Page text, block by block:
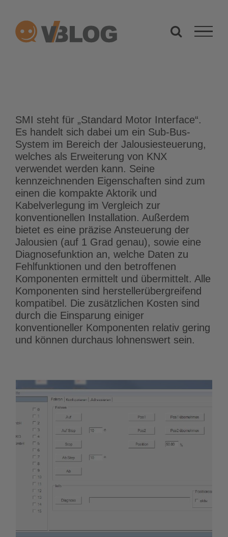
springen
SMI steht für „Standard Motor Interface“.
Es handelt sich dabei um ein Sub-Bus-
System im Bereich der Jalousiesteuerung,
welches als Erweiterung von KNX
verwendet werden kann. Seine
kennzeichnenden Eigenschaften sind zum
einen die kompakte Aktorik und
Kabelverlegung im Vergleich zur
konventionellen Installation. Außerdem
bietet es eine präzise Ansteuerung der
Jalousien (auf 1 Grad genau), sowie eine
Diagnosefunktion an, welche Daten zu
Fehlfunktionen und den betroffenen
Komponenten ermittelt und übermittelt. Alle
Komponenten sind herstellerübergreifend
kompatibel. Die zusätzlichen Kosten sind
durch die Einsparung einiger
konventioneller Komponenten relativ gering
und können durchaus lohnenswert sein.